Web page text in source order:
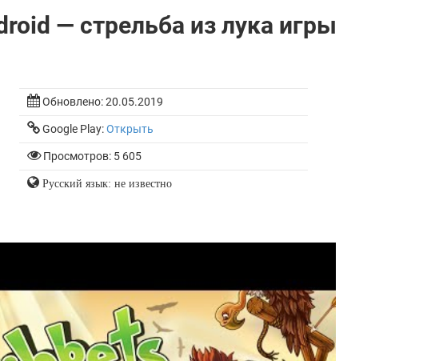
— стрельба из лука игры
Обновлено:20.05.2019
Google Play:Открыть
Просмотров: 5 605
Русский язык: не известно